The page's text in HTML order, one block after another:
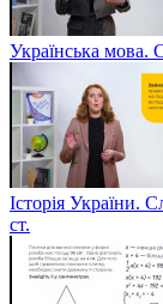
Українська мова.
Історія України.
ст.